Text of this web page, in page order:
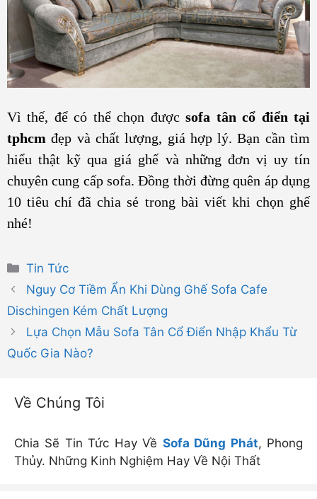
Vì thế, để có thể chọn đượcsofa tân cổ điển tại
tphcm đẹp và chất lượng, giá hợp lý. Bạn cần tìm
hiểu thật kỹ qua giá ghế và những đơn vị uy tín
chuyên cung cấp sofa. Đồng thời đừng quên áp dụng
10 tiêu chí đã chia sẻ trong bài viết khi chọn ghế
nhé!
Danh
mục
Tin Tức
Nguy Cơ Tiềm Ẩn Khi Dùng Ghế Sofa Cafe
Dischingen Kém Chất Lượng
Lựa Chọn Mẫu Sofa Tân Cổ Điển Nhập Khẩu Từ
Quốc Gia Nào?
Về Chúng Tôi
Chia Sẽ Tin Tức Hay Về Sofa Dũng Phát, Phong
Thủy. Những Kinh Nghiệm Hay Về Nội Thất